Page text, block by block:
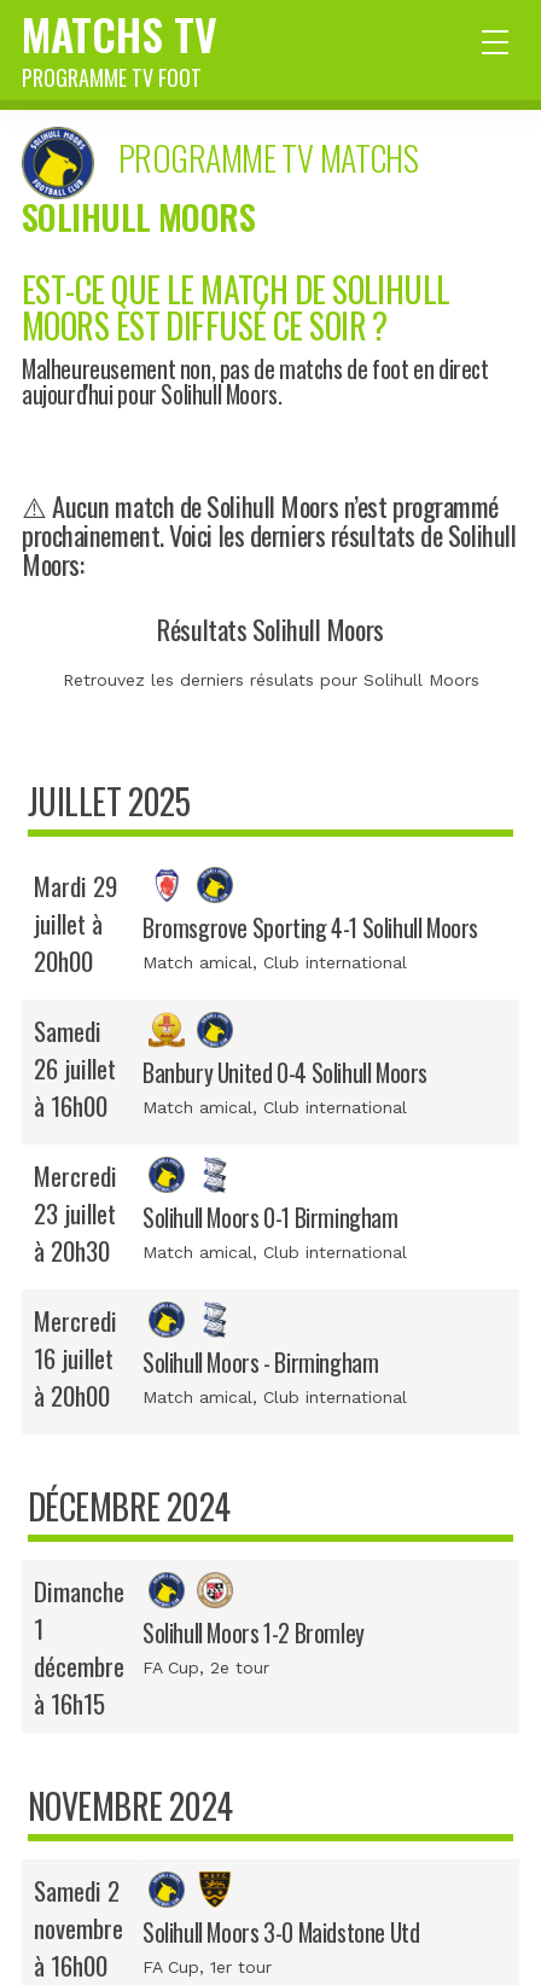
MATCHS TV
PROGRAMME TV FOOT
PROGRAMME TV MATCHS
SOLIHULL MOORS
EST-CE QUE LE MATCH DE SOLIHULL
MOORS EST DIFFUSÉ CE SOIR ?
Malheureusement non, pas de matchs de foot en direct
aujourd'hui pour Solihull Moors.
⚠️ Aucun match de Solihull Moors n’est programmé
prochainement. Voici les derniers résultats de Solihull
Moors:
Résultats Solihull Moors
Retrouvez les derniers résulats pour Solihull Moors
JUILLET 2025
Mardi 29
juillet à
20h00
Bromsgrove Sporting 4-1 Solihull Moors
Match amical, Club international
Samedi
26 juillet
à 16h00
Banbury United 0-4 Solihull Moors
Match amical, Club international
Mercredi
23 juillet
à 20h30
Solihull Moors 0-1 Birmingham
Match amical, Club international
Mercredi
16 juillet
à 20h00
Solihull Moors - Birmingham
Match amical, Club international
DÉCEMBRE 2024
Dimanche
1
décembre
à 16h15
Solihull Moors 1-2 Bromley
FA Cup, 2e tour
NOVEMBRE 2024
Samedi 2
novembre
à 16h00
Solihull Moors 3-0 Maidstone Utd
FA Cup, 1er tour